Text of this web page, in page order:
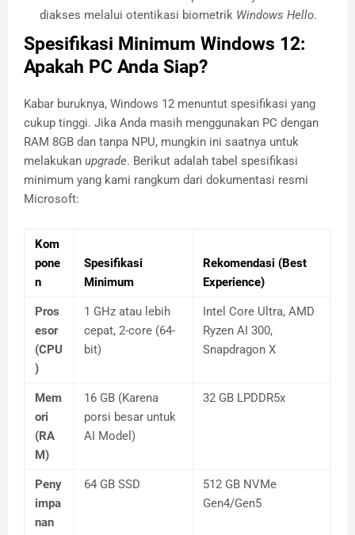
diakses melalui otentikasi biometrik Windows Hello.
Spesifikasi Minimum Windows 12:
Apakah PC Anda Siap?
Kabar buruknya, Windows 12 menuntut spesifikasi yang
cukup tinggi. Jika Anda masih menggunakan PC dengan
RAM 8GB dan tanpa NPU, mungkin ini saatnya untuk
melakukan upgrade. Berikut adalah tabel spesifikasi
minimum yang kami rangkum dari dokumentasi resmi
Microsoft:
Kom
pone
n
Spesifikasi
Minimum
Rekomendasi (Best
Experience)
Pros
esor
(CPU
)
1 GHz atau lebih
cepat, 2-core (64-
bit)
Intel Core Ultra, AMD
Ryzen AI 300,
Snapdragon X
Mem
ori
(RA
M)
16 GB (Karena
porsi besar untuk
AI Model)
32 GB LPDDR5x
Peny
impa
nan
64 GB SSD
512 GB NVMe
Gen4/Gen5